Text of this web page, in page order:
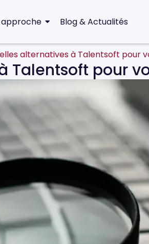
Blog & Actualités
alternatives à Talentsoft pour
Talentsoft pour